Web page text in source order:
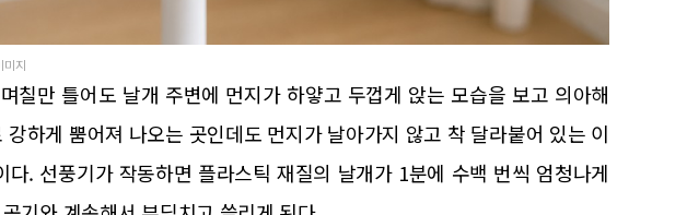
미지
칠만 틀어도 날개 주변에 먼지가 하얗고 두껍게 앉는 모습을 보고 의아해
하게 뿜어져 나오는 곳인데도 먼지가 날아가지 않고 착 달라붙어 있는 이
. 선풍기가 작동하면 플라스틱 재질의 날개가 1분에 수백 번씩 엄청나게